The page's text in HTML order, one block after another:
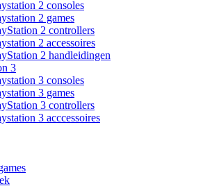
2 consoles
2 games
2 controllers
2 accessoires
2 handleidingen
3
3 consoles
3 games
3 controllers
3 acccessoires